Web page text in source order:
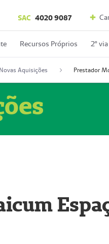
SAC 4020 9087
Recursos Próprios 2º
Novas Aquisições